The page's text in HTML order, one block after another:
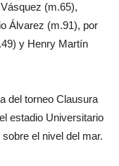
(m.65),
Álvarez (m.91), por
y Henry Martín
del torneo Clausura
estadio Universitario
el nivel del mar.